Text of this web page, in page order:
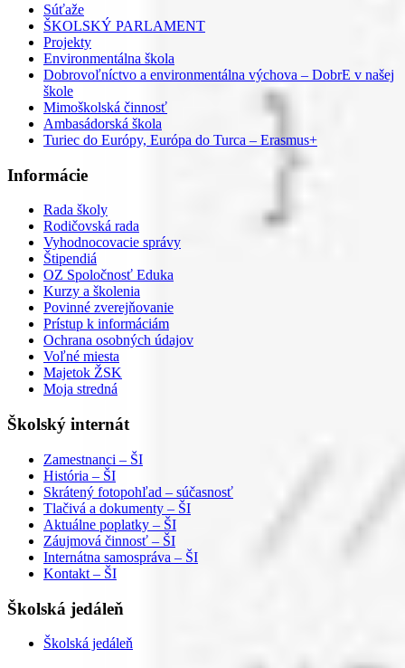
Súťaže
ŠKOLSKÝ PARLAMENT
Projekty
Environmentálna škola
Dobrovoľníctvo a environmentálna výchova – DobrE v našej
škole
Mimoškolská činnosť
Ambasádorská škola
Turiec do Európy, Európa do Turca – Erasmus+
Informácie
Rada školy
Rodičovská rada
Vyhodnocovacie správy
Štipendiá
OZ Spoločnosť Eduka
Kurzy a školenia
Povinné zverejňovanie
Prístup k informáciám
Ochrana osobných údajov
Voľné miesta
Majetok ŽSK
Moja stredná
Školský internát
Zamestnanci – ŠI
História – ŠI
Skrátený fotopohľad – súčasnosť
Tlačivá a dokumenty – ŠI
Aktuálne poplatky – ŠI
Záujmová činnosť – ŠI
Internátna samospráva – ŠI
Kontakt – ŠI
Školská jedáleň
Školská jedáleň